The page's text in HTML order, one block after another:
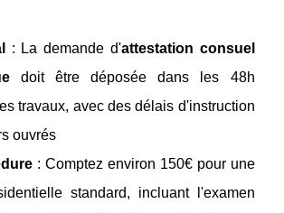
: La demande d'attestation consuel
doit être déposée dans les 48h
travaux, avec des délais d'instruction
ouvrés
: Comptez environ 150€ pour une
standard, incluant l'examen